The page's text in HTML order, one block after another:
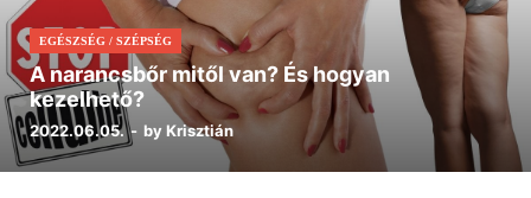
EGÉSZSÉG / SZÉPSÉG
A narancsbőr mitől van? És hogyan
kezelhető?
2022.06.05.- by Krisztián